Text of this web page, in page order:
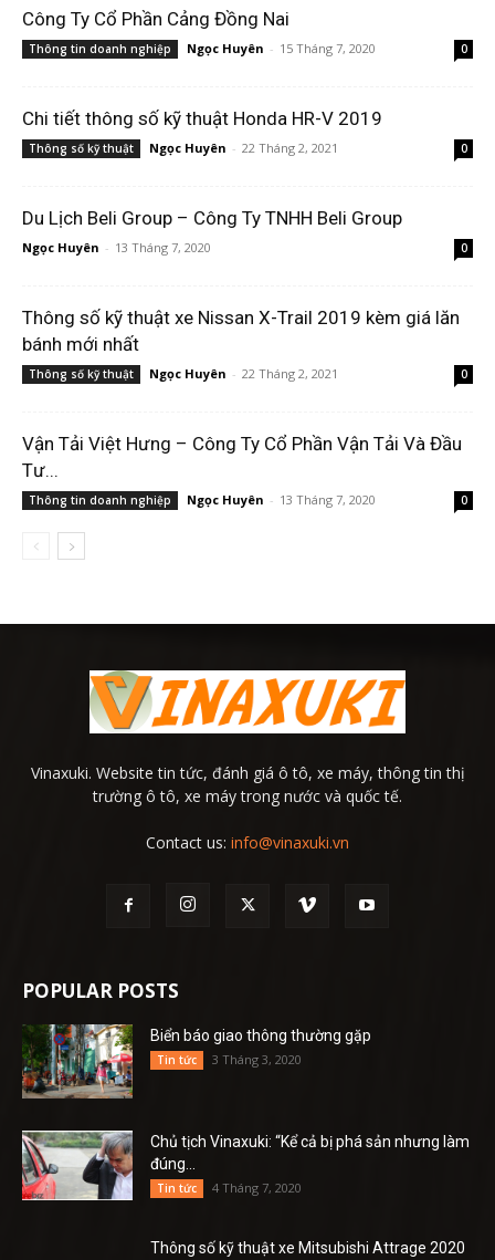
Công Ty Cổ Phần Cảng Đồng Nai
Thông tin doanh nghiệp Ngọc Huyên - 15 Tháng 7, 2020 0
Chi tiết thông số kỹ thuật Honda HR-V 2019
Thông số kỹ thuật Ngọc Huyên - 22 Tháng 2, 2021 0
Du Lịch Beli Group – Công Ty TNHH Beli Group
Ngọc Huyên - 13 Tháng 7, 2020 0
Thông số kỹ thuật xe Nissan X-Trail 2019 kèm giá lăn
bánh mới nhất
Thông số kỹ thuật Ngọc Huyên - 22 Tháng 2, 2021 0
Vận Tải Việt Hưng – Công Ty Cổ Phần Vận Tải Và Đầu
Tư...
Thông tin doanh nghiệp Ngọc Huyên - 13 Tháng 7, 2020 0
Vinaxuki. Website tin tức, đánh giá ô tô, xe máy, thông tin thị
trường ô tô, xe máy trong nước và quốc tế.
Contact us: info@vinaxuki.vn
POPULAR POSTS
Biển báo giao thông thường gặp
Tin tức 3 Tháng 3, 2020
Chủ tịch Vinaxuki: “Kể cả bị phá sản nhưng làm
đúng...
Tin tức 4 Tháng 7, 2020
Thông số kỹ thuật xe Mitsubishi Attrage 2020